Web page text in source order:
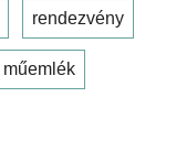
rendezvény
műemlék